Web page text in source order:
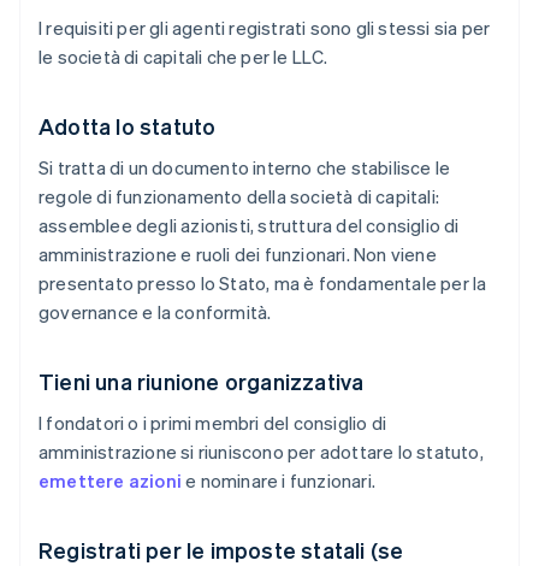
I requisiti per gli agenti registrati sono gli stessi sia per
le società di capitali che per le LLC.
Adotta lo statuto
Si tratta di un documento interno che stabilisce le
regole di funzionamento della società di capitali:
assemblee degli azionisti, struttura del consiglio di
amministrazione e ruoli dei funzionari. Non viene
presentato presso lo Stato, ma è fondamentale per la
governance e la conformità.
Tieni una riunione organizzativa
I fondatori o i primi membri del consiglio di
amministrazione si riuniscono per adottare lo statuto,
emettere azioni e nominare i funzionari.
Registrati per le imposte statali (se